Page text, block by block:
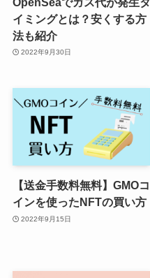
イミングとは？安くする方
法も紹介
2022年9月30日
【送金手数料無料】GMOコ
インを使ったNFTの買い方
2022年9月15日